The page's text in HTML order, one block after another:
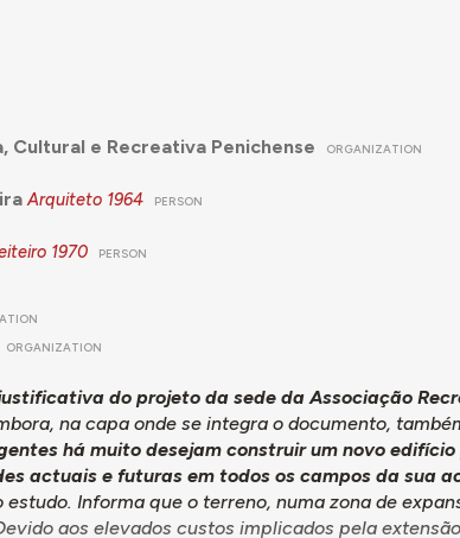
Cultural e Recreativa Penichense ORGANIZATION
Arquiteto 1964 PERSON
1970 PERSON
ORGANIZATION
do projeto da sede da Associação
na capa onde se integra o documento,
há muito desejam construir um novo
actuais e futuras em todos os campos da sua
Informa que o terreno, numa zona de
aos elevados custos implicados pela